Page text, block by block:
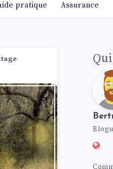
pratique Assurance